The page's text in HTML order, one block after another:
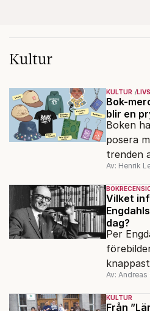
Kultur
KULTUR
Bok-
blir en
Boken
posera
trenden
förlagen
Av: Henrik
Vilket
dag?
Per
ned i
det igen?
Av: Andreas
KULTUR
Från